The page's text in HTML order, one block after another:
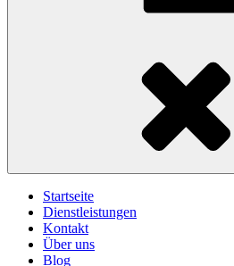
Startseite
Dienstleistungen
Kontakt
Über uns
Blog